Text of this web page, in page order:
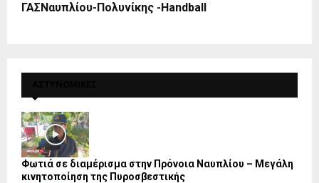
ΓΑΣΝαυπλίου-Πολυνίκης -Handball
Φωτιά σε διαμέρισμα στην Πρόνοια Ναυπλίου – Μεγάλη
κινητοποίηση της Πυροσβεστικής